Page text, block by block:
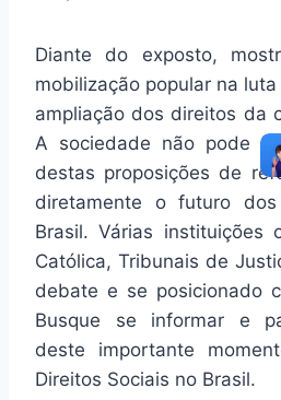
Diante do exposto,
mobilização popular na
ampliação dos direitos da
A sociedade não pode
destas proposições de
diretamente o futuro
Brasil. Várias instituições
Católica, Tribunais de
debate e se posicionado
Busque se informar e
deste importante
Direitos Sociais no Brasil.